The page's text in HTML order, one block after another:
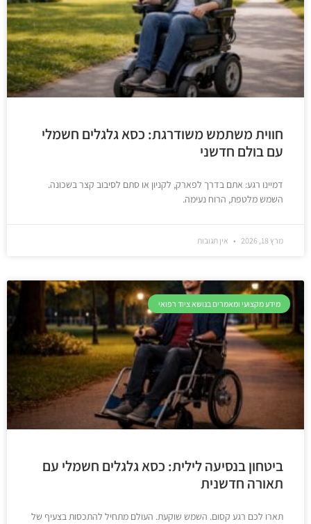
חווית משתמש משודרגת: כסא גלגלים חשמלי
עם בולם חדשני
דמיינו רגע: אתם בדרך לפארק, לקניון או סתם לסיבוב קצר בשכונה.
השמש מלטפת, הרוח נעימה.
מרץ 18, 2026 אין תגובות
מידע מקצועי ומאמרים בנושא ציוד רפואי
ביטחון בנסיעה לילית: כסא גלגלים חשמלי עם
תאורה חדשנית
תארו לכם רגע קסום. השמש שוקעת. העולם מתחיל להתכסות בצעיף של